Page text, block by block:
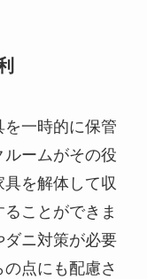
一時的に保管
ームがその役
を解体して収
ことができま
ニ対策が必要
点にも配慮さ